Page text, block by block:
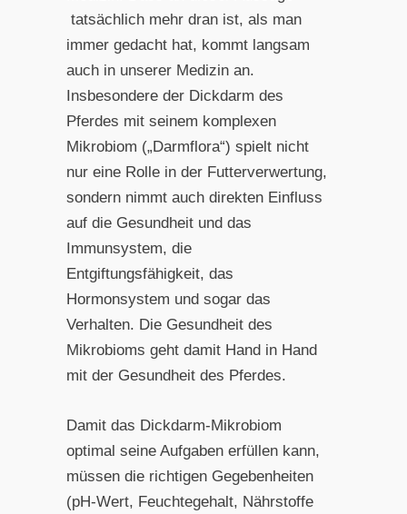
tatsächlich mehr dran ist, als man
immer gedacht hat, kommt langsam
auch in unserer Medizin an.
Insbesondere der Dickdarm des
Pferdes mit seinem komplexen
Mikrobiom („Darmflora“) spielt nicht
nur eine Rolle in der Futterverwertung,
sondern nimmt auch direkten Einfluss
auf die Gesundheit und das
Immunsystem, die
Entgiftungsfähigkeit, das
Hormonsystem und sogar das
Verhalten. Die Gesundheit des
Mikrobioms geht damit Hand in Hand
mit der Gesundheit des Pferdes.
Damit das Dickdarm-Mikrobiom
optimal seine Aufgaben erfüllen kann,
müssen die richtigen Gegebenheiten
(pH-Wert, Feuchtegehalt, Nährstoffe